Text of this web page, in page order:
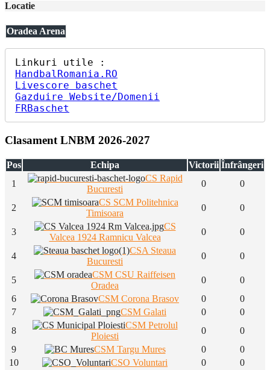
Locatie
Oradea Arena
HandbalRomania.RO
Livescore baschet
Gazduire Website/Domenii
FRBaschet
Clasament LNBM 2026-2027
Pos Echipa Victorii Înfrângeri
1
CS Rapid
Bucuresti
0 0
2
CS SCM Politehnica
Timisoara
0 0
3
CS
Valcea 1924 Ramnicu Valcea
0 0
4
CSA Steaua
Bucuresti
0 0
5
CSM CSU Raiffeisen
Oradea
0
0
6
CSM Corona Brasov 0
0
7
CSM Galati 0
0
8
CSM Petrolul
Ploiesti
0
0
9
CSM Targu Mures 0
0
10
CSO Voluntari 0
0